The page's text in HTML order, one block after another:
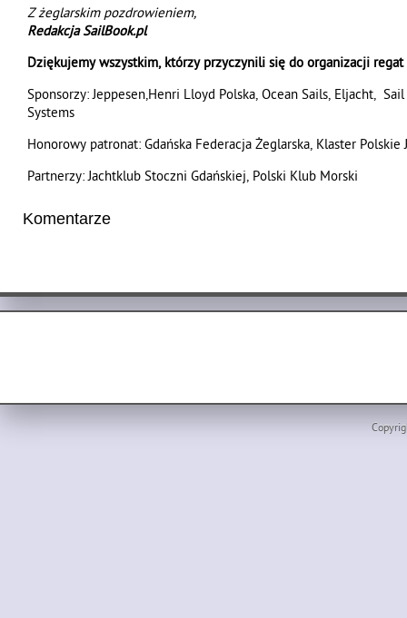
Z żeglarskim pozdrowieniem,
Redakcja SailBook.pl
Dziękujemy wszystkim, którzy przyczynili się do organizacji regat
Sponsorzy: Jeppesen,Henri Lloyd Polska, Ocean Sails, Eljacht,
Systems
Honorowy patronat: Gdańska Federacja Żeglarska, Klaster Polskie
Partnerzy: Jachtklub Stoczni Gdańskiej, Polski Klub Morski
Komentarze